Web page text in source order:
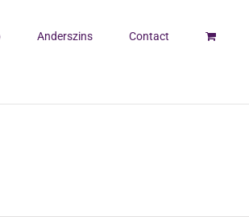
Anderszins Contact